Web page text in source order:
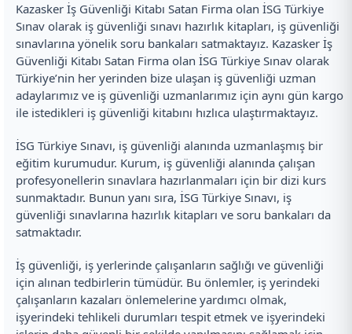
Kazasker İş Güvenliği Kitabı Satan Firma olan İSG Türkiye
Sınav olarak iş güvenliği sınavı hazırlık kitapları, iş güvenliği
sınavlarına yönelik soru bankaları satmaktayız. Kazasker İş
Güvenliği Kitabı Satan Firma olan İSG Türkiye Sınav olarak
Türkiye’nin her yerinden bize ulaşan iş güvenliği uzman
adaylarımız ve iş güvenliği uzmanlarımız için aynı gün kargo
ile istedikleri iş güvenliği kitabını hızlıca ulaştırmaktayız.
İSG Türkiye Sınavı, iş güvenliği alanında uzmanlaşmış bir
eğitim kurumudur. Kurum, iş güvenliği alanında çalışan
profesyonellerin sınavlara hazırlanmaları için bir dizi kurs
sunmaktadır. Bunun yanı sıra, İSG Türkiye Sınavı, iş
güvenliği sınavlarına hazırlık kitapları ve soru bankaları da
satmaktadır.
İş güvenliği, iş yerlerinde çalışanların sağlığı ve güvenliği
için alınan tedbirlerin tümüdür. Bu önlemler, iş yerindeki
çalışanların kazaları önlemelerine yardımcı olmak,
işyerindeki tehlikeli durumları tespit etmek ve işyerindeki